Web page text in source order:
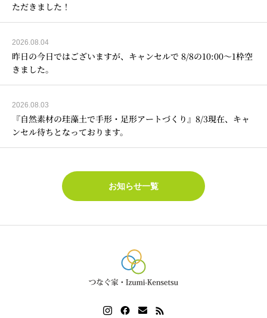
ただきました！
2026.08.04
昨日の今日ではございますが、キャンセルで 8/8の10:00～1枠空
きました。
2026.08.03
『自然素材の珪藻土で手形・足形アートづくり』8/3現在、キャ
ンセル待ちとなっております。
お知らせ一覧